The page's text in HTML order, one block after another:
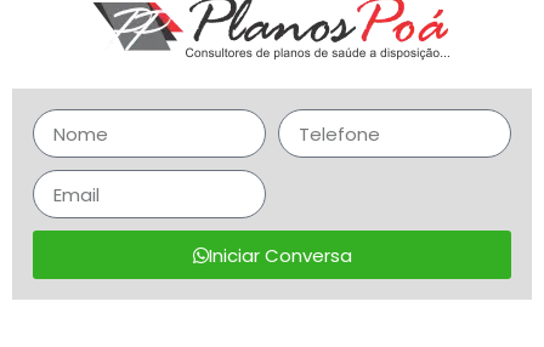
Iniciar Conversa